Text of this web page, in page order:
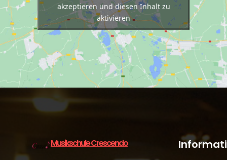
akzeptieren und diesen Inhalt zu
aktivieren
Musikschule Crescendo